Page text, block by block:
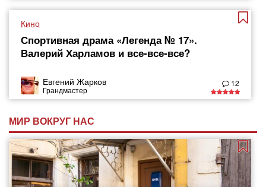
Кино
Спортивная драма «Легенда № 17».
Валерий Харламов и все-все-все?
Евгений Жарков
Грандмастер
12
МИР ВОКРУГ НАС